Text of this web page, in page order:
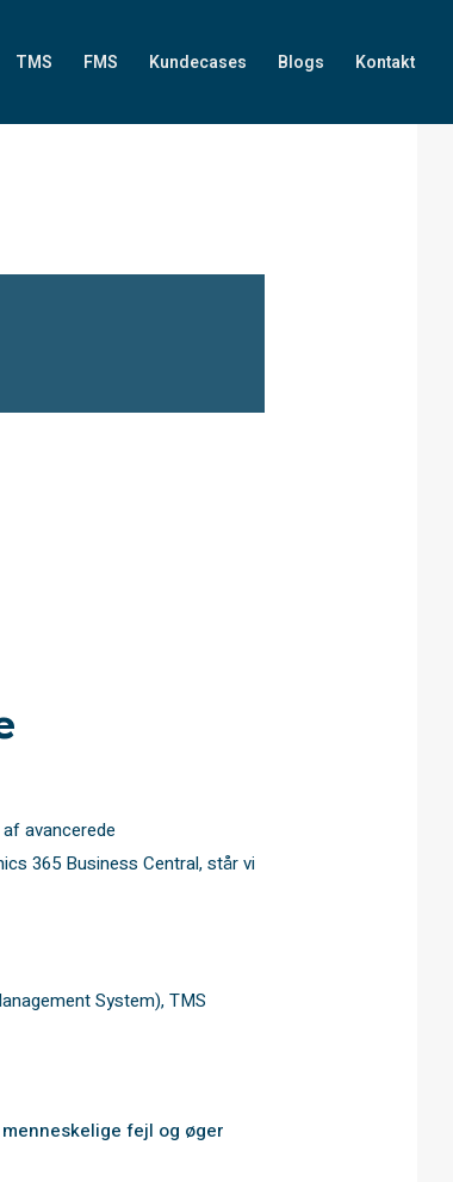
TMS FMS Kundecases Blogs Kontakt
avancerede
365 Business Central, står vi
System), TMS
fejl og øger